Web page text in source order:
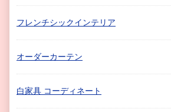
フレンチシックインテリア
オーダーカーテン
白家具 コーディネート